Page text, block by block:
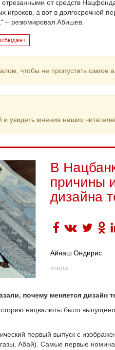
отрезанными от средств
игроков, а вот в долгосрочной
– резюмировал Абишев.
чтобы не пропустить самое
увидеть мнения наших
В
причины
дизайна
Айнаш Ондирис
вчера
почему меняется дизайн
нацвалюты было
первый выпуск с
Абай). Самые первые